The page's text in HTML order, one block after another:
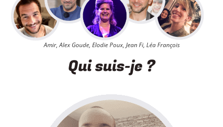
Amir, Alex Goude, Elodie Poux, Jean Fi, Léa François
Qui suis-je ?​